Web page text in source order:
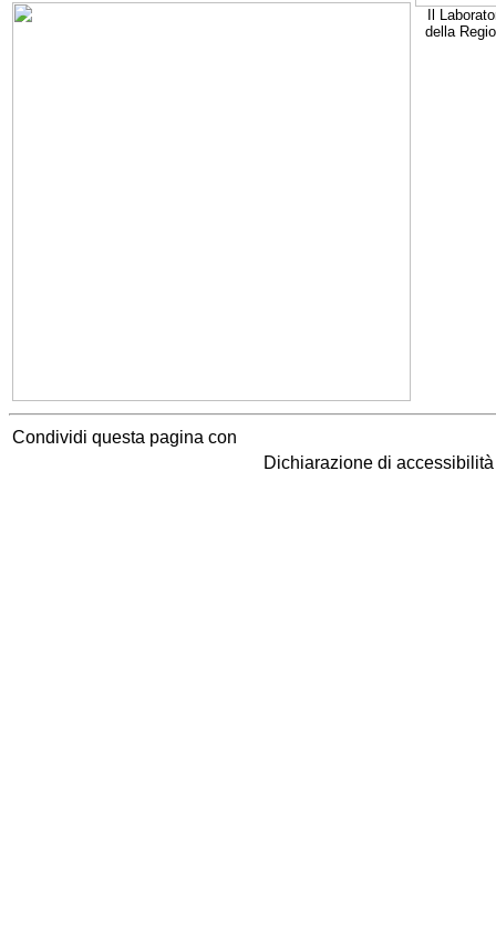
Il
della
Condividi questa pagina con
Dichiarazione di